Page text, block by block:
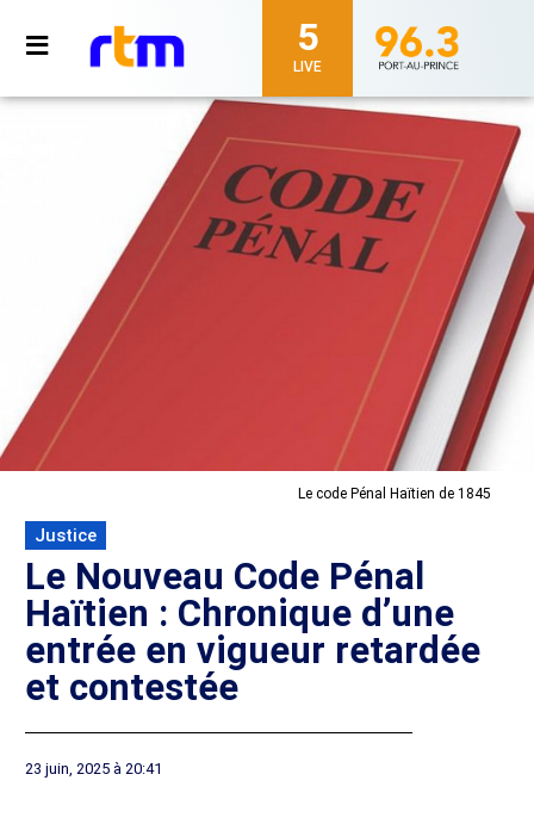
5
LIVE
Le code Pénal Haïtien de 1845
Justice
Le Nouveau Code Pénal
Haïtien : Chronique d’une
entrée en vigueur retardée
et contestée
23 juin, 2025 à 20:41